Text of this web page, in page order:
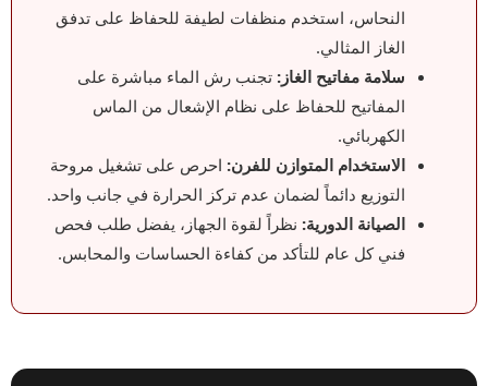
النحاس، استخدم منظفات لطيفة للحفاظ على تدفق
الغاز المثالي.
سلامة مفاتيح الغاز: تجنب رش الماء مباشرة على
المفاتيح للحفاظ على نظام الإشعال من الماس
الكهربائي.
الاستخدام المتوازن للفرن: احرص على تشغيل مروحة
التوزيع دائماً لضمان عدم تركز الحرارة في جانب واحد.
الصيانة الدورية: نظراً لقوة الجهاز، يفضل طلب فحص
فني كل عام للتأكد من كفاءة الحساسات والمحابس.